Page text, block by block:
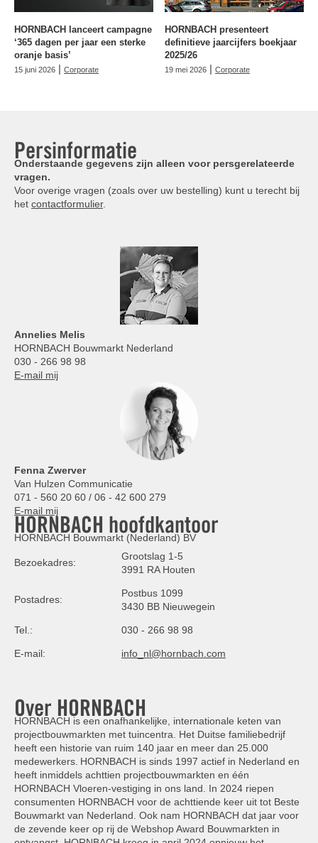
HORNBACH lanceert campagne
‘365 dagen per jaar een sterke
oranje basis’
15 juni 2026 | Corporate
HORNBACH presenteert
definitieve jaarcijfers boekjaar
2025/26
19 mei 2026 | Corporate
Persinformatie
Onderstaande gegevens zijn alleen voor persgerelateerde
vragen.
Voor overige vragen (zoals over uw bestelling) kunt u terecht bij
het contactformulier.
Annelies Melis
HORNBACH Bouwmarkt Nederland
030 - 266 98 98
E-mail mij
Fenna Zwerver
Van Hulzen Communicatie
071 - 560 20 60 / 06 - 42 600 279
E-mail mij
HORNBACH hoofdkantoor
HORNBACH Bouwmarkt (Nederland) BV
Bezoekadres:
Grootslag 1-5
3991 RA Houten
Postadres:
Postbus 1099
3430 BB Nieuwegein
Tel.: 030 - 266 98 98
E-mail: info_nl@hornbach.com
Over HORNBACH
HORNBACH is een onafhankelijke, internationale keten van
projectbouwmarkten met tuincentra. Het Duitse familiebedrijf
heeft een historie van ruim 140 jaar en meer dan 25.000
medewerkers. HORNBACH is sinds 1997 actief in Nederland en
heeft inmiddels achttien projectbouwmarkten en één
HORNBACH Vloeren-vestiging in ons land. In 2024 riepen
consumenten HORNBACH voor de achttiende keer uit tot Beste
Bouwmarkt van Nederland. Ook nam HORNBACH dat jaar voor
de zevende keer op rij de Webshop Award Bouwmarkten in